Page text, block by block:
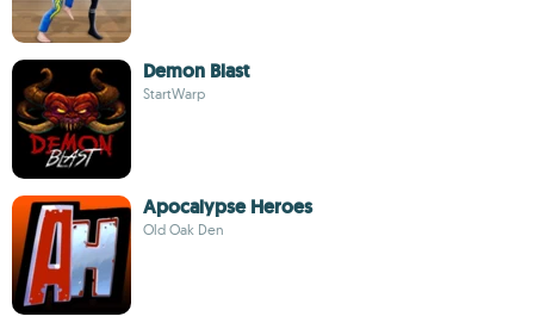
Demon Blast
StartWarp
Apocalypse Heroes
Old Oak Den